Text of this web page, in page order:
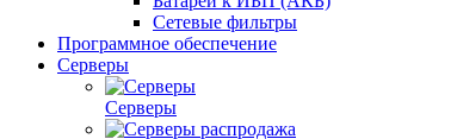
Сетевые фильтры
Программное обеспечение
Серверы
Серверы